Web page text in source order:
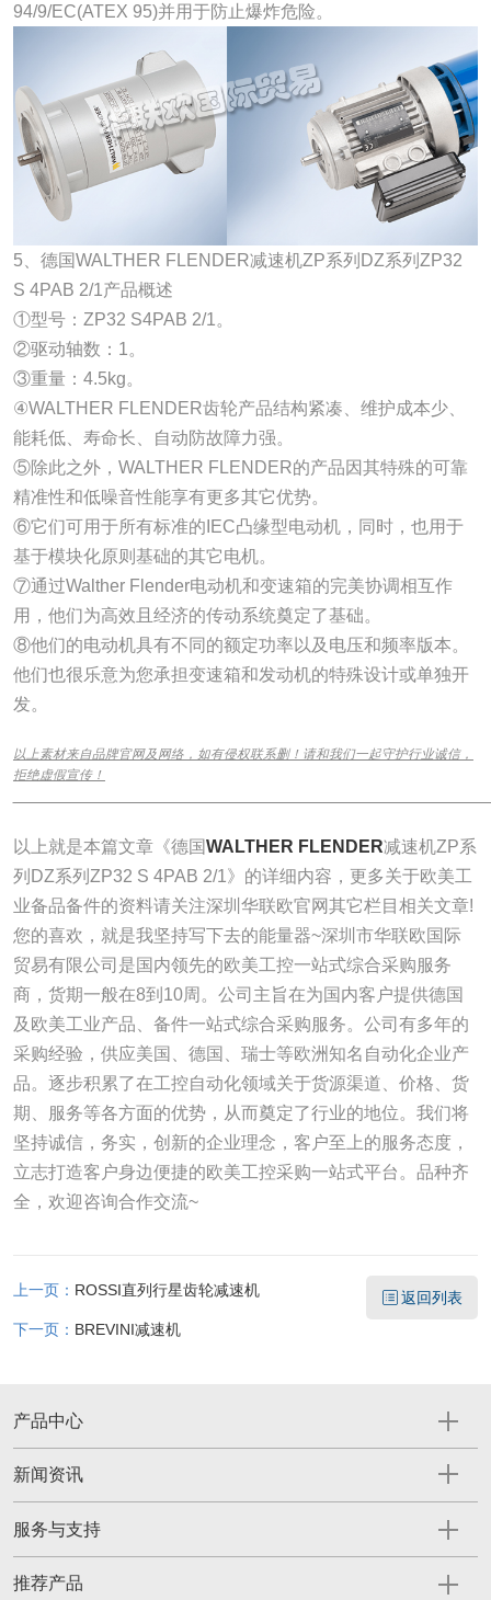
94/9/EC(ATEX 95)并用于防止爆炸危险。
5、德国WALTHER FLENDER减速机ZP系列DZ系列ZP32
S 4PAB 2/1产品概述
①型号：ZP32 S4PAB 2/1。
②驱动轴数：1。
③重量：4.5kg。
④WALTHER FLENDER齿轮产品结构紧凑、维护成本少、
能耗低、寿命长、自动防故障力强。
⑤除此之外，WALTHER FLENDER的产品因其特殊的可靠
精准性和低噪音性能享有更多其它优势。
⑥它们可用于所有标准的IEC凸缘型电动机，同时，也用于
基于模块化原则基础的其它电机。
⑦通过Walther Flender电动机和变速箱的完美协调相互作
用，他们为高效且经济的传动系统奠定了基础。
⑧他们的电动机具有不同的额定功率以及电压和频率版本。
他们也很乐意为您承担变速箱和发动机的特殊设计或单独开
发。
以上素材来自品牌官网及网络，如有侵权联系删！请和我们一起守护行业诚信，
拒绝虚假宣传！
以上就是本篇文章《德国WALTHER FLENDER减速机ZP系
列DZ系列ZP32 S 4PAB 2/1》的详细内容，更多关于欧美工
业备品备件的资料请关注深圳华联欧官网其它栏目相关文章!
您的喜欢，就是我坚持写下去的能量器~深圳市华联欧国际
贸易有限公司是国内领先的欧美工控一站式综合采购服务
商，货期一般在8到10周。公司主旨在为国内客户提供德国
及欧美工业产品、备件一站式综合采购服务。公司有多年的
采购经验，供应美国、德国、瑞士等欧洲知名自动化企业产
品。逐步积累了在工控自动化领域关于货源渠道、价格、货
期、服务等各方面的优势，从而奠定了行业的地位。我们将
坚持诚信，务实，创新的企业理念，客户至上的服务态度，
立志打造客户身边便捷的欧美工控采购一站式平台。品种齐
全，欢迎咨询合作交流~
上一页： ROSSI直列行星齿轮减速机
下一页： BREVINI减速机
返回列表
产品中心
新闻资讯
服务与支持
推荐产品